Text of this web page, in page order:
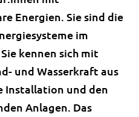
Energien. Sie sind die
im
kennen sich mit
und Wasserkraft aus
Installation und den
Anlagen. Das